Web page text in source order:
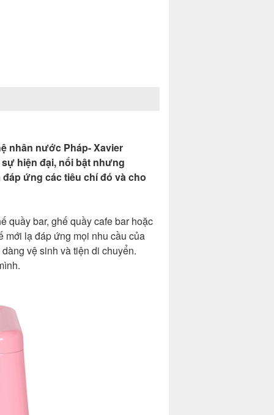
nhân nước Pháp- Xavier
hiện đại, nổi bật nhưng
ứng các tiêu chí đó và cho
quầy bar, ghế quầy cafe bar hoặc
mới lạ đáp ứng mọi nhu cầu của
vệ sinh và tiện di chuyển.